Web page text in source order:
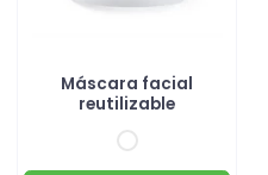
Máscara facial
reutilizable